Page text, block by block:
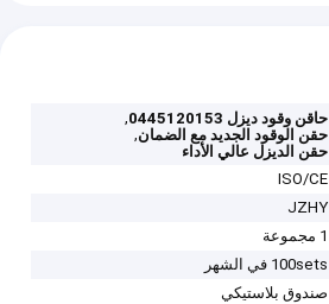
حاقن وقود ديزل 0445120153
,
حقن الوقود الجديد مع الضمان,
حقن الديزل عالي الأداء
ISO/CE
JZHY
1 مجموعة
100sets في الشهر
صندوق بلاستيكي